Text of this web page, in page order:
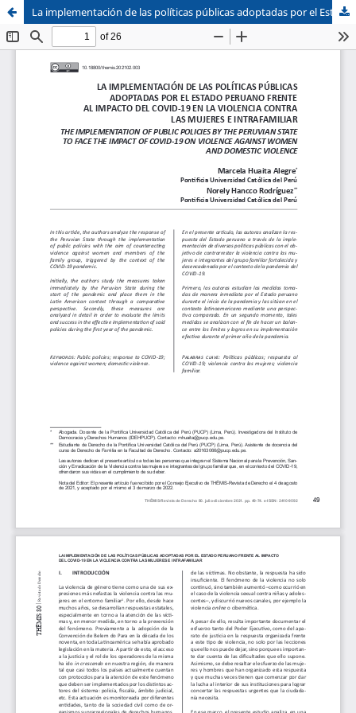
Sistema de
Bibliotecas
Facultad de
Derecho
La implementación de las políticas públicas adoptadas por el Estado peruano frente al impacto del COVID-19 en la violencia contra las mujeres e intrafamiliar